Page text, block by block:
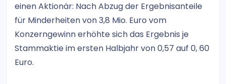
einen Aktionär: Nach Abzug der Ergebnisanteile
für Minderheiten von 3,8 Mio. Euro vom
Konzerngewinn erhöhte sich das Ergebnis je
Stammaktie im ersten Halbjahr von 0,57 auf 0, 60
Euro.